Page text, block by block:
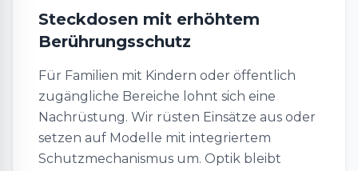
Steckdosen mit erhöhtem
Berührungsschutz
Für Familien mit Kindern oder öffentlich
zugängliche Bereiche lohnt sich eine
Nachrüstung. Wir rüsten Einsätze aus oder
setzen auf Modelle mit integriertem
Schutzmechanismus um. Optik bleibt